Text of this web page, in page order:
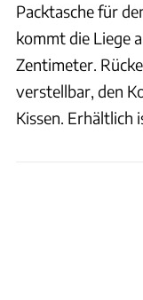
Packtasche für
kommt die Liege
Zentimeter.
verstellbar, den
Kissen. Erhältlich